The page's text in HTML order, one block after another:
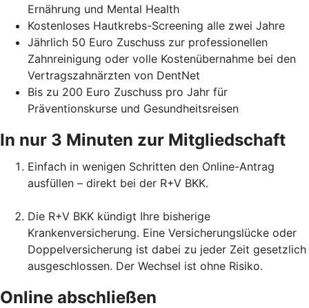
Ernährung und Mental Health
Kostenloses Hautkrebs-Screening alle zwei Jahre
Jährlich 50 Euro Zuschuss zur professionellen
Zahnreinigung oder volle Kostenübernahme bei den
Vertragszahnärzten von DentNet
Bis zu 200 Euro Zuschuss pro Jahr für
Präventionskurse und Gesundheitsreisen
In nur 3 Minuten zur Mitgliedschaft
Einfach in wenigen Schritten den Online-Antrag
ausfüllen – direkt bei der R+V BKK.
Die R+V BKK kündigt Ihre bisherige
Krankenversicherung. Eine Versicherungslücke oder
Doppelversicherung ist dabei zu jeder Zeit gesetzlich
ausgeschlossen. Der Wechsel ist ohne Risiko.
Online abschließen